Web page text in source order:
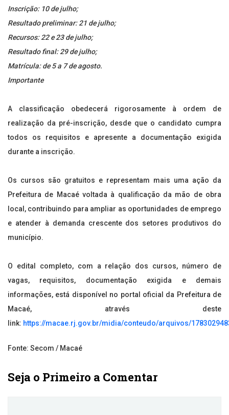
Inscrição: 10 de julho;
Resultado preliminar: 21 de julho;
Recursos: 22 e 23 de julho;
Resultado final: 29 de julho;
Matrícula: de 5 a 7 de agosto.
Importante
A classificação obedecerá rigorosamente à ordem de
realização da pré-inscrição, desde que o candidato cumpra
todos os requisitos e apresente a documentação exigida
durante a inscrição.
Os cursos são gratuitos e representam mais uma ação da
Prefeitura de Macaé voltada à qualificação da mão de obra
local, contribuindo para ampliar as oportunidades de emprego
e atender à demanda crescente dos setores produtivos do
município.
O edital completo, com a relação dos cursos, número de
vagas, requisitos, documentação exigida e demais
informações, está disponível no portal oficial da Prefeitura de
Macaé, através deste
link: https://macae.rj.gov.br/midia/conteudo/arquivos/
Fonte: Secom / Macaé
Seja o Primeiro a Comentar